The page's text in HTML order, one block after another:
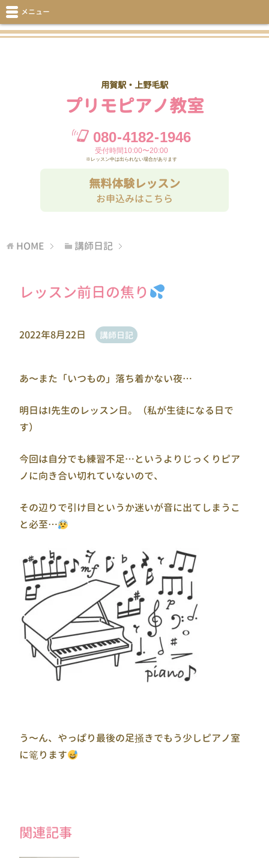
用賀駅・上野毛駅
プリモピアノ教室
080-4182-1946
受付時間10:00〜20:00
※レッスン中は出られない場合があります
無料体験レッスン
お申込みはこちら
メニュー
HOME 講師日記
レッスン前日の焦り
2022年8月22日 講師日記
あ〜また「いつもの」落ち着かない夜…
明日はI先生のレッスン日。（私が生徒になる日で
す）
今回は自分でも練習不足…というよりじっくりピア
ノに向き合い切れていないので、
その辺りで引け目というか迷いが音に出てしまうこ
と必至…
う〜ん、やっぱり最後の足掻きでもう少しピアノ室
に篭ります
関連記事